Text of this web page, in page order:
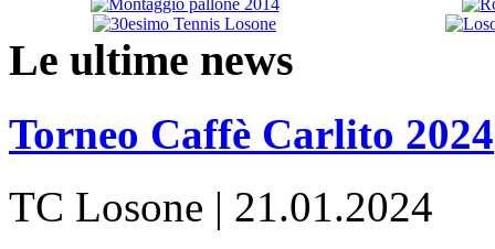
Le ultime news
Torneo Caffè Carlito 2024
TC Losone | 21.01.2024